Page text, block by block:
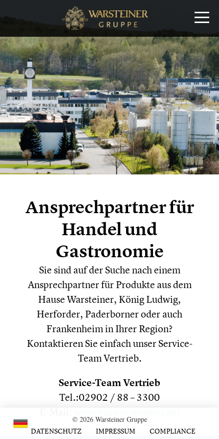
Ansprechpartner für
Handel und
Gastronomie
Sie sind auf der Suche nach einem
Ansprechpartner für Produkte aus dem
Hause Warsteiner, König Ludwig,
Herforder, Paderborner oder auch
Frankenheim in Ihrer Region?
Kontaktieren Sie einfach unser Service-
Team Vertrieb.
Service-Team Vertrieb
Tel.:02902 / 88 – 3300
© 2026 Warsteiner Gruppe
DATENSCHUTZ
IMPRESSUM COMPLIANCE